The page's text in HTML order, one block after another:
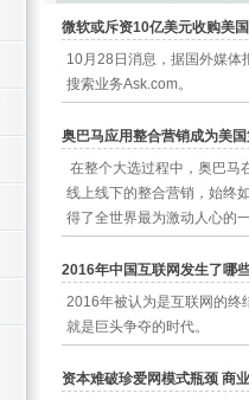
微软或斥资10亿美元收购美
10月28日消息，据国外媒体
搜索业务Ask.com。
奥巴马应用整合营销成为美
在整个大选过程中，奥巴马
线上线下的整合营销，始终
得了全世界最为激动人心的
2016年中国互联网发生了哪
2016年被认为是互联网的终
就是巨头争夺的时代。
资本难破珍爱网模式瓶颈 商